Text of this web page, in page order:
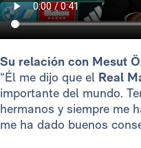
Su relación con Mesut
“Él me dijo que el Real
importante del mundo.
hermanos y siempre me
me ha dado buenos